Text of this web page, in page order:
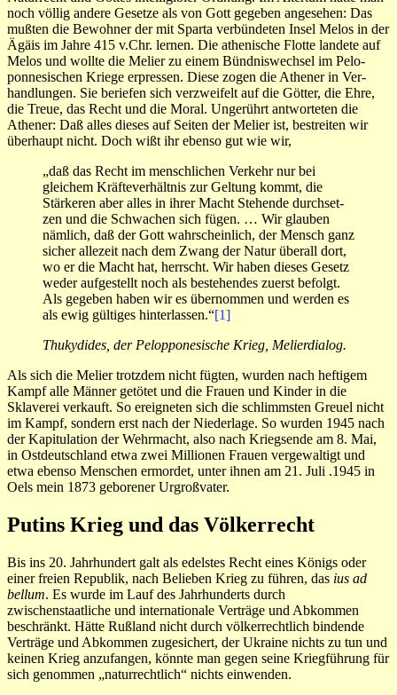
noch völlig andere Gesetze als von Gott gegeben angesehen: Das
mußten die Bewohner der mit Sparta verbündeten Insel Melos in der
Ägäis im Jahre 415 v.Chr. lernen. Die athenische Flotte landete auf
Melos und wollte die Melier zu ei­nem Bündniswechsel im Pelo­
ponnesischen Kriege er­pressen. Diese zogen die Athe­ner in Ver­
hand­lungen. Sie beriefen sich ver­zweifelt auf die Götter, die Ehre,
die Treue, das Recht und die Moral. Unge­rührt antworteten die
Athe­ner: Daß alles die­ses auf Seiten der Melier ist, bestreiten wir
über­haupt nicht. Doch wißt ihr eben­so gut wie wir,
„daß das Recht im mensch­li­chen Verkehr nur bei
gleichem Kräfte­ver­hältnis zur Gel­tung kommt, die
Stärkeren aber alles in ihrer Macht Stehende durch­set­
zen und die Schwachen sich fügen. … Wir glauben
nämlich, daß der Gott wahr­scheinlich, der Mensch ganz
sicher allezeit nach dem Zwang der Na­tur überall dort,
wo er die Macht hat, herrscht. Wir ha­ben dieses Ge­setz
weder aufgestellt noch als bestehendes zuerst be­folgt.
Als gege­ben haben wir es übernommen und werden es
als ewig gül­tiges hinter­lassen.“[1]
Thukydides, der Pelopponesische Krieg, Melierdialog.
Als sich die Melier trotzdem nicht fügten, wur­den nach heftigem
Kampf alle Männer getötet und die Frauen und Kin­der in die
Sklave­rei verkauft. So ereigneten sich die schlimmsten Greuel nicht
im Kampf, sondern erst nach der Niederlage. So wurden 1945 nach
der Kapitulation der Wehrmacht, also nach Kriegsende am 8. Mai,
in Ostdeutschland etwa zwei Millionen Frauen vergewaltigt und
etwa ebenso Menschen ermordet, unter ihnen am 21. Juli .1945 in
Oels mein 1873 geborener Urgroßvater.
Putins Krieg und das Völkerrecht
Bis ins 20. Jahrhundert galt als edelstes Recht eines Königs oder
einer freien Republik, nach Belieben Krieg zu führen, das ius ad
bellum. Es wurde im Lauf des Jahrhunderts durch
zwischenstaatliche und internationale Verträge und Abkommen
beschränkt. Hätte Rußland nicht durch völkerrechtlich bindende
Verträge und Abkommen zugesichert, der Ukraine nichts zu tun und
keinen Krieg anzufangen, könnte man gegen seine Kriegführung für
sich genommen „naturrechtlich“ nichts einwenden.